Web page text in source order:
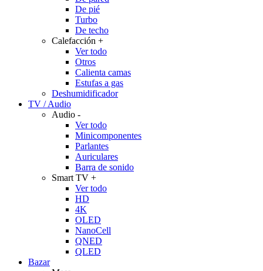
De pié
Turbo
De techo
Calefacción +
Ver todo
Otros
Calienta camas
Estufas a gas
Deshumidificador
TV / Audio
Audio -
Ver todo
Minicomponentes
Parlantes
Auriculares
Barra de sonido
Smart TV +
Ver todo
HD
4K
OLED
NanoCell
QNED
QLED
Bazar